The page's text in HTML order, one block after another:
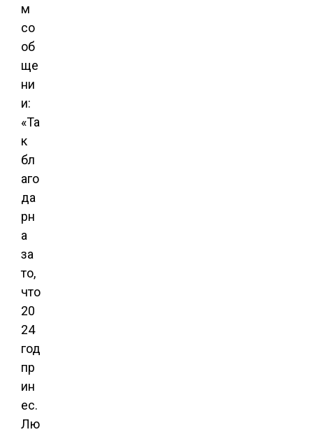
м
со
об
ще
ни
и:
«Та
к
бл
аго
да
рн
а
за
то,
что
20
24
год
пр
ин
ес.
Лю